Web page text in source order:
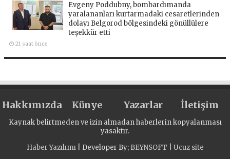
Evgeny Poddubny, bombardımanda
yaralananları kurtarmadaki cesaretlerinden
dolayı Belgorod bölgesindeki gönüllülere
teşekkür etti
21 saat önce
Hakkımızda Künye Yazarlar İletişim
Kaynak belirtmeden ve izin almadan haberlerin kopyalanması
yasaktır.
Haber Yazılımı| Developer By; BEYNSOFT Ucuz site